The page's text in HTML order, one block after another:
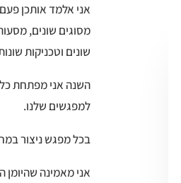
אני אלמד אותכן
מסוגים שונים,
שונים וטכניקות
השנה אני מפתחת
למפגשים שלנו.
בכל מפגש ניצור
אני מאמינה שהיומן